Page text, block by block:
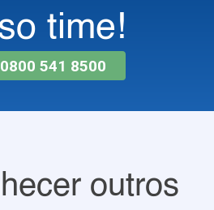
time!
0800 541 8500
outros